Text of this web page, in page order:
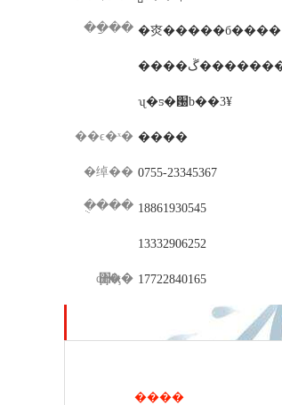
��ַ�� �㶫�����б����
����ڱ�������
ʯ�ƽ�԰b��3¥
��ϵ�ˣ� ����
�绰�� 0755-23345367
�ֻ��� 18861930545
13332906252
qq��
΢�ţ� 17722840165
����